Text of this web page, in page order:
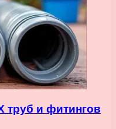
и фитингов